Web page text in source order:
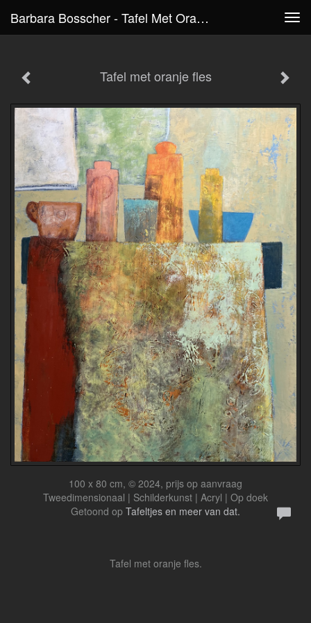
Barbara Bosscher - Tafel Met Oranje Fles
Tafel met oranje fles
100 x 80 cm, © 2024, prijs op aanvraag
Tweedimensionaal | Schilderkunst | Acryl | Op doek
Getoond op Tafeltjes en meer van dat.
Tafel met oranje fles.